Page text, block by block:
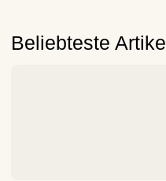
Beliebteste Artikel